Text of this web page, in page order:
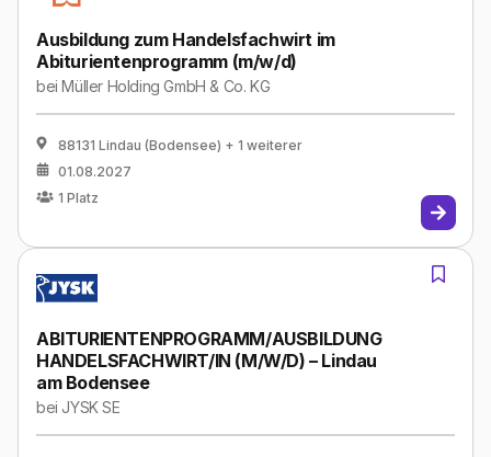
Ausbildung zum Handelsfachwirt im
Abiturientenprogramm (m/w/d)
beiMüller Holding GmbH & Co. KG
88131 Lindau (Bodensee) + 1 weiterer
01.08.2027
1 Platz
ABITURIENTENPROGRAMM/AUSBILDUNG
HANDELSFACHWIRT/IN (M/W/D) – Lindau
am Bodensee
bei JYSK SE